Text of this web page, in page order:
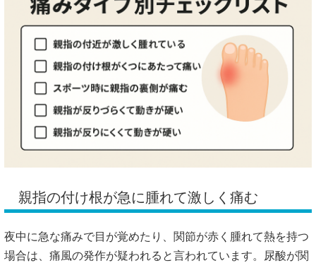
親指の付け根が急に腫れて激しく痛む
夜中に急な痛みで目が覚めたり、関節が赤く腫れて熱を持つ
場合は、痛風の発作が疑われると言われています。尿酸が関